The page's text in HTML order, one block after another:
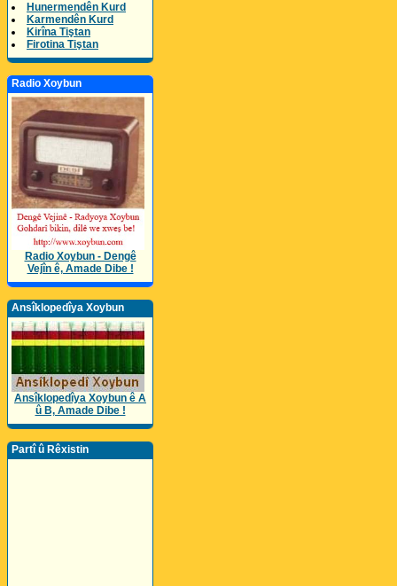
Hunermendên Kurd
Karmendên Kurd
Kirîna Tiştan
Firotina Tiştan
Radio Xoybun
Radio Xoybun - Dengê
Vejîn ê, Amade Dibe !
Ansîklopedîya Xoybun
Ansîklopedîya Xoybun ê A
û B, Amade Dibe !
Partî û Rêxistin